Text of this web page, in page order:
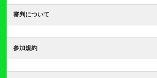
審判について
参加規約